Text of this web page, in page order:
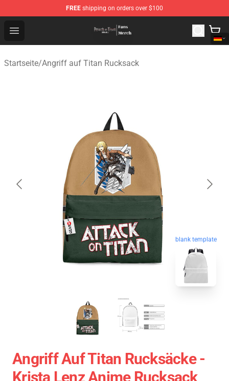
FREE shipping on orders over $100
Open menu
Attack On Titan Store - Official Attack On Titan
Startseite/Angriff auf Titan Rucksack
blank template
Angriff Auf Titan Rucksäcke -
Krista Lenz Anime Rucksack